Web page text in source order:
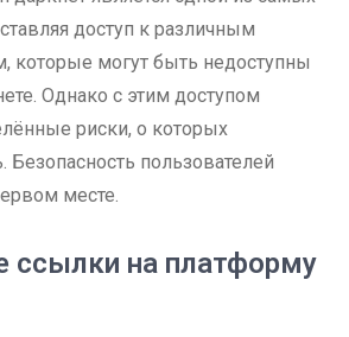
доступ к различным
которые могут быть недоступны
Однако с этим доступом
риски, о которых
Безопасность пользователей
месте.
ссылки на платформу